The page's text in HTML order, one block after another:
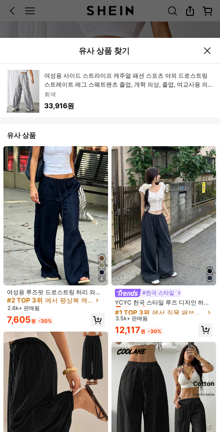
1/9
33,916
여성용 사이드 스트라이프 캐주얼 패션 스포츠 야외 드로스트링 스트
레이트 레그 스웨트팬츠 졸업, 개학 의상, 졸업, 여교사용 의상, 개학
사이즈 표준
4 (M) 8/10(L) 12
고객님의 사이즈가 아닌가요? 말해주세요
유사 상품 찾기
여성용 사이드 스트라이프 캐주얼 패션 스포츠 야외 드로스트링
스트레이트 레그 스웨트팬츠 졸업, 개학 의상, 졸업, 여교사용 의
상, 개학
회색
33,916원
유사 상품
4
여성용 루즈핏 드로스트링 허리 와이
드 레그 팬츠, 가볍고 통기성 있는 캐
주얼 바지, 여름, 올드머니
#2 TOP 3위 에서 평상복 캐주얼 바지
2.6k+ 판매됨
7,605원 -30%
#한국 스타일
YCYC 한국 스타일 루즈 디자인 허리
밴드 얇은 스트레이트 레그 캐주얼 스
포츠 팬츠
#1 TOP 3위
거의 매진!
#1 TOP 3위
거의 매진!
#1 TOP 3위
거의 매진!
#1 TOP 3위
거의 매진!
3.5k+ 판매됨
12,117원 -30%